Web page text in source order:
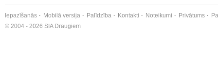
Iepazīšanās Mobilā versija Palīdzība Kontakti Noteikumi Privātums
© 2004 - 2026 SIA Draugiem